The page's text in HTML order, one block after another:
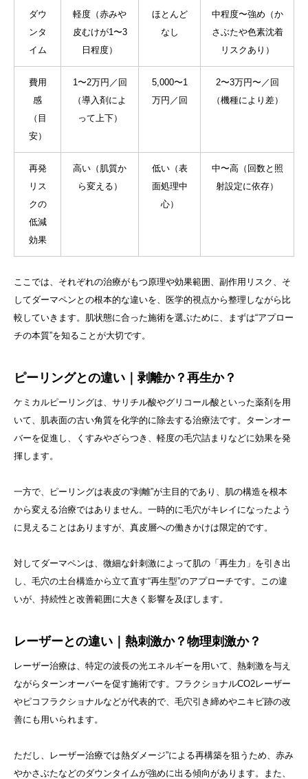
ダウ
ンタ
イム
軽度（赤みや
皮むけが1〜3
日程度）
ほとんど
なし
中程度〜強め（か
さぶたや色素沈着
リスクあり）
費用
感
（目
安）
1〜2万円／回
（導入剤によ
って上下）
5,000〜1
万円／回
2〜3万円〜／回
（機種により差）
再発
リス
クの
低減
効果
高い（肌質か
ら変える）
低い（表
面処理中
心）
中〜高（回数と照
射設定に依存）
ここでは、それぞれの治療がもつ原理や効果範囲、副作用リスク、そ
してダーマペンとの根本的な違いを、医学的視点から整理しながら比
較していきます。肌状態に合った施術を選ぶために、まずは“アプロー
チの本質”を知ることが大切です。
ピーリングとの違い｜剥離か？再生か？
ケミカルピーリングは、サリチル酸やグリコール酸といった薬剤を用
いて、肌表面の古い角質を化学的に除去する治療法です。ターンオー
バーを促進し、くすみやざらつき、軽度の毛穴詰まりなどに効果を発
揮します。
一方で、ピーリングは表皮の“剥離”が主目的であり、肌の構造を根本
から変える治療ではありません。一時的に毛穴がキレイになったよう
に見えることはありますが、真皮層への働きかけは限定的です。
対してダーマペンは、微細な針刺激によって肌の「再生力」を引き出
し、毛穴の土台構造から立て直す“再生型”のアプローチです。この違
いが、持続性と改善範囲に大きく影響を及ぼします。
レーザーとの違い｜熱刺激か？物理刺激か？
レーザー治療は、特定の波長の光エネルギーを用いて、熱刺激を与え
ながらターンオーバーを促す施術です。フラクショナルCO2レーザー
やピコフラクショナルなどが代表的で、毛穴引き締めやニキビ跡の改
善にも用いられます。
ただし、レーザー治療では熱ダメージ”による再構築を狙うため、赤み
やかさぶたなどのダウンタイムが強めに出る傾向があります。また、